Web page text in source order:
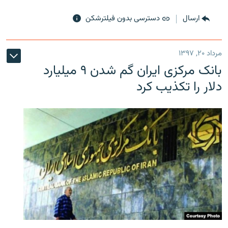
ارسال دسترسی بدون فیلترشکن
مرداد ۲۰, ۱۳۹۷
بانک مرکزی ایران گم شدن ۹ میلیارد
دلار را تکذیب کرد